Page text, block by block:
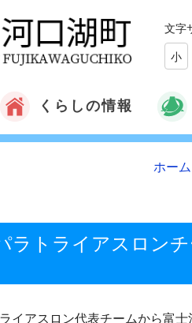
文字
小
くらしの情報
ホーム
ラトライアスロン
イアスロン代表チームから富士